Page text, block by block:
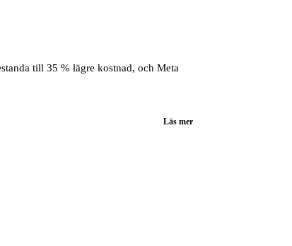
till 35 % lägre kostnad, och Meta
Läs mer